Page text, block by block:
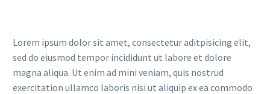
Lorem ipsum dolor sit amet, consectetur aditpisicing elit,
sed do eiusmod tempor incididunt ut labore et dolore
magna aliqua. Ut enim ad mini veniam, quis nostrud
exercitation ullamco laboris nisi ut aliquip ex ea commodo